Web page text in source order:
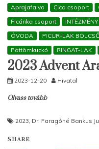
Aprajafalva Cica csoport
Ficánka csoport
INTÉZMÉNY
ÓVODA
PICUR-LAK
Pöttömkuckó
RINGAT-LAK
2023 Advent
2023-12-20 Hivatal
Olvass tovább
2023 Dr. Faragóné Bankus
SHARE